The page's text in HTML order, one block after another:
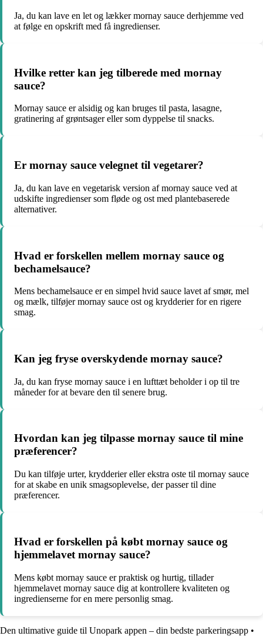
Ja, du kan lave en let og lækker mornay sauce derhjemme ved
at følge en opskrift med få ingredienser.
Hvilke retter kan jeg tilberede med mornay
sauce?
Mornay sauce er alsidig og kan bruges til pasta, lasagne,
gratinering af grøntsager eller som dyppelse til snacks.
Er mornay sauce velegnet til vegetarer?
Ja, du kan lave en vegetarisk version af mornay sauce ved at
udskifte ingredienser som fløde og ost med plantebaserede
alternativer.
Hvad er forskellen mellem mornay sauce og
bechamelsauce?
Mens bechamelsauce er en simpel hvid sauce lavet af smør, mel
og mælk, tilføjer mornay sauce ost og krydderier for en rigere
smag.
Kan jeg fryse overskydende mornay sauce?
Ja, du kan fryse mornay sauce i en lufttæt beholder i op til tre
måneder for at bevare den til senere brug.
Hvordan kan jeg tilpasse mornay sauce til mine
præferencer?
Du kan tilføje urter, krydderier eller ekstra oste til mornay sauce
for at skabe en unik smagsoplevelse, der passer til dine
præferencer.
Hvad er forskellen på købt mornay sauce og
hjemmelavet mornay sauce?
Mens købt mornay sauce er praktisk og hurtig, tillader
hjemmelavet mornay sauce dig at kontrollere kvaliteten og
ingredienserne for en mere personlig smag.
Den ultimative guide til Unopark appen – din bedste parkeringsapp •